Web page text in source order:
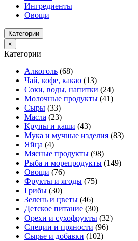
Ингредиенты
Овощи
Категории
×
Категории
Алкоголь (68)
Чай, кофе, какао (13)
Соки, воды, напитки (24)
Молочные продукты (41)
Сыры (33)
Масла (23)
Крупы и каши (43)
Мука и мучные изделия (83)
Яйца (4)
Мясные продукты (98)
Рыба и морепродукты (149)
Овощи (76)
Фрукты и ягоды (75)
Грибы (30)
Зелень и цветы (46)
Детское питание (30)
Орехи и сухофрукты (32)
Специи и пряности (96)
Сырье и добавки (102)